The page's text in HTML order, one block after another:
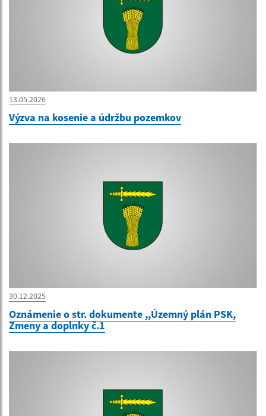
13.05.2026
Výzva na kosenie a údržbu pozemkov
30.12.2025
Oznámenie o str. dokumente ,,Územný plán PSK,
Zmeny a doplnky č.1